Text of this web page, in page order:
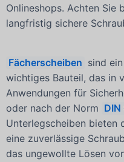
Onlineshops. Achten Sie
langfristig sichere
Fächerscheiben sind
wichtiges Bauteil, das in
Anwendungen für
oder nach der Norm
Unterlegscheiben bieten
eine zuverlässige
das ungewollte Lösen